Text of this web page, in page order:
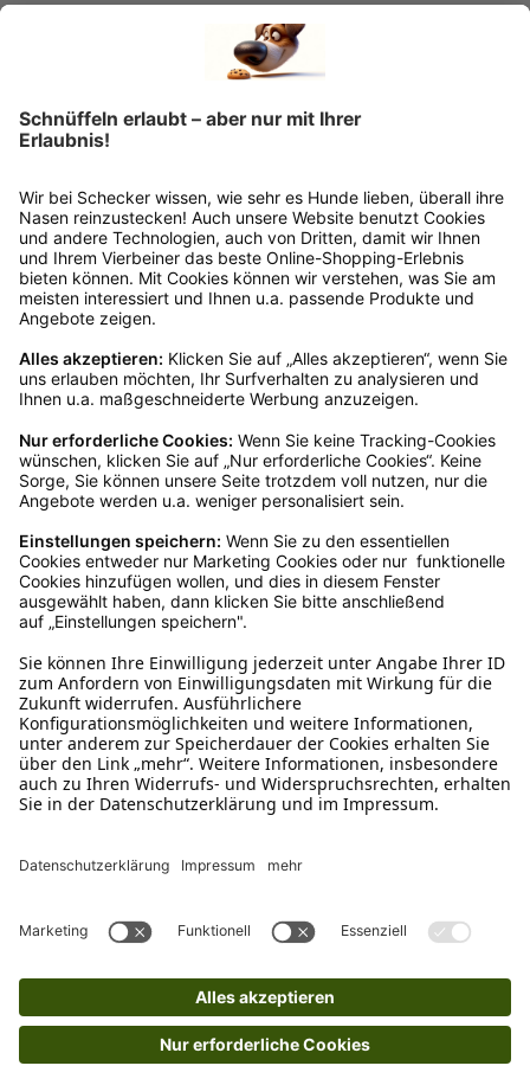
Rücksendung?
Bitte fülle das Rücksendeformular aus. Dieses
findest du online. Verpacke die Artikel
anschließend sicher und klebe das
Rücksendeetikett auf das Paket. Dieses kannst du
dir in deinem Kundenkonto anfordern. Hast du als
verkauf@schecker.de oder rufe zu unseren
Servicezeiten an, dann lassen wir dir ein
Kundenservice
Mo – Fr 9 – 17 Uhr, Sa 9 – 13 Uhr
Ruf uns an
04942-60 64 080
Schreibe uns
+49 1520 8997191
Tritt unserem Newsletter bei